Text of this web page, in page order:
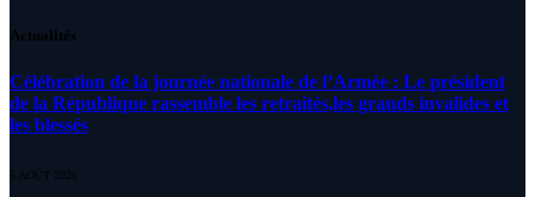
Actualités
Célébration de la journée nationale de l’Armée : Le président
de la République rassemble les retraités,les grands invalides et
les blessés
5 AOÛT 2026